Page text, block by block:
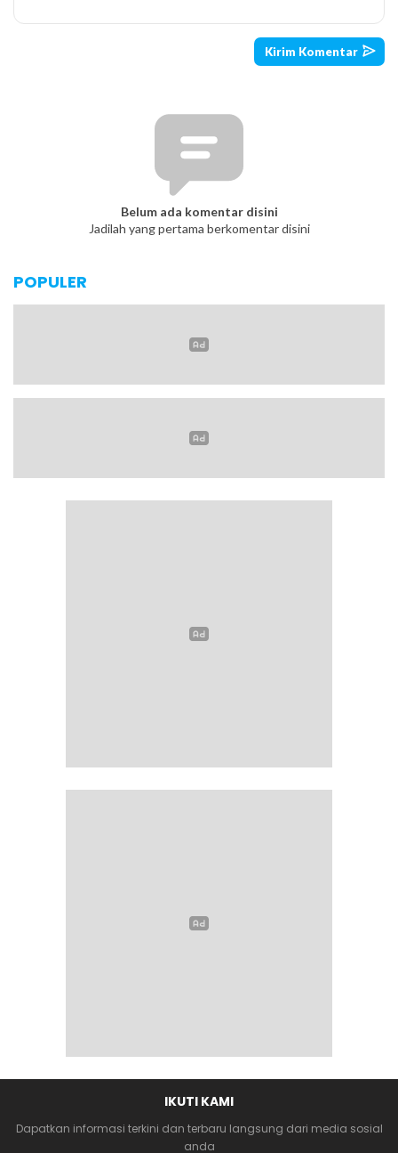
Belum ada komentar disini
Jadilah yang pertama berkomentar disini
POPULER
IKUTI KAMI
Dapatkan informasi terkini dan terbaru langsung dari media sosial
anda